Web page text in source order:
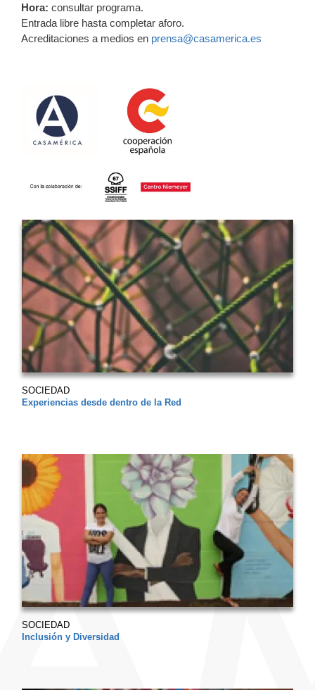
Hora: consultar programa.
Entrada libre hasta completar aforo.
Acreditaciones a medios en prensa@casamerica.es
SOCIEDAD
Experiencias desde dentro de la Red
SOCIEDAD
Inclusión y Diversidad